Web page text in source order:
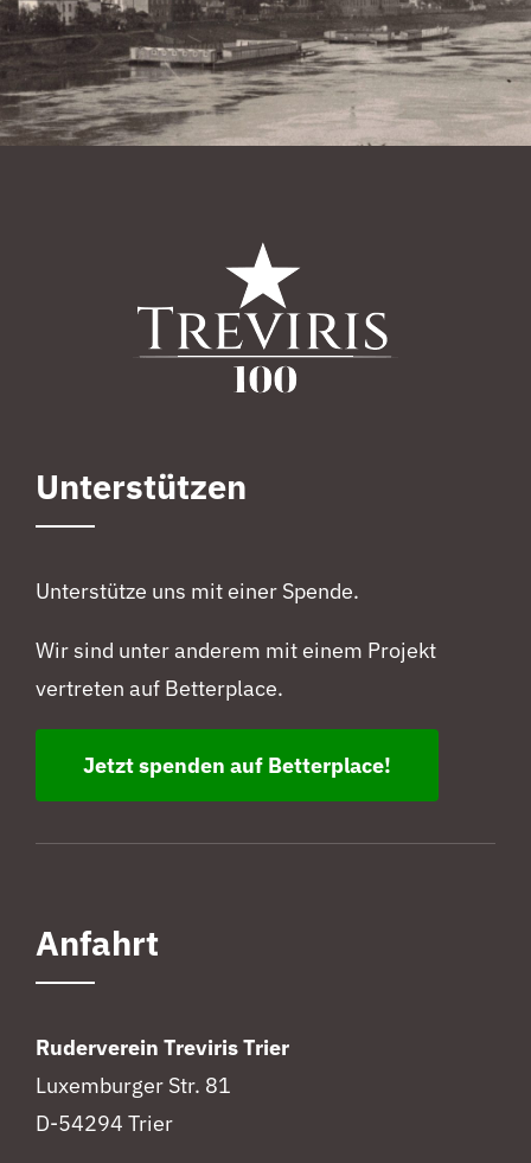
Unterstützen
Unterstütze uns mit einer Spende.
Wir sind unter anderem mit einem Projekt
vertreten auf Betterplace.
Jetzt spenden auf Betterplace!
Anfahrt
Ruderverein Treviris Trier
Luxemburger Str. 81
D-54294 Trier